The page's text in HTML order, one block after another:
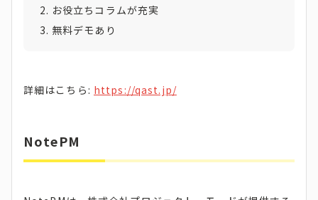
お役立ちコラムが充実
無料デモあり
詳細はこちら: https://qast.jp/
NotePM